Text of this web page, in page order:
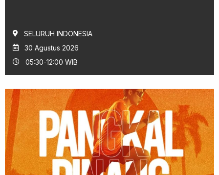
SELURUH INDONESIA
30 Agustus 2026
05:30-12:00 WIB